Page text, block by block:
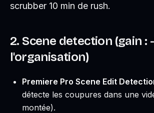
scrubber 10 min de rush.
2. Scene detection (gain :
l'organisation)
Premiere Pro Scene Edit
détecte les coupures dans une
montée).